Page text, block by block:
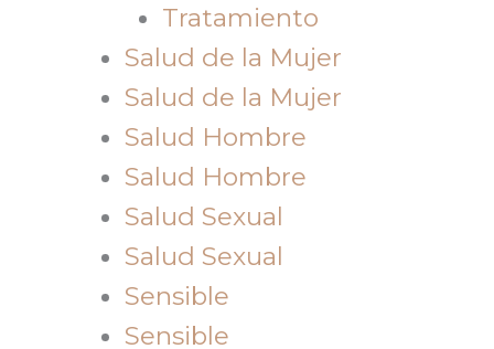
Tratamiento
Salud de la Mujer
Salud de la Mujer
Salud Hombre
Salud Hombre
Salud Sexual
Salud Sexual
Sensible
Sensible